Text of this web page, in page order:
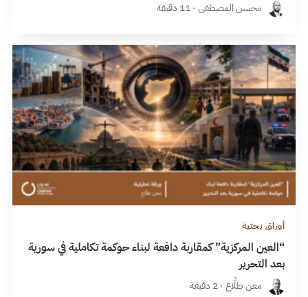
محسن المصطفى · 11 دقيقة
أوراق بحثية
“العين المركزية” كمقاربة دافعة لبناء حوكمة تكاملية في سورية
بعد التحرير
معن طلَّاع · 2 دقيقة